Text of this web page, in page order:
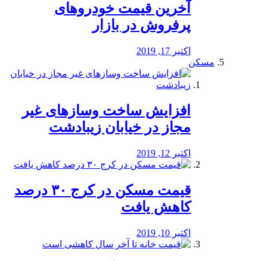
آخرین قیمت خودرو‌های
پرفروش در بازار
اکتبر 17, 2019
مسکن
افزایش ساخت وسازهای غیر
مجاز در خیابان زیبادشت
اکتبر 12, 2019
️قیمت مسکن در کرج ۳۰ درصد
کاهش یافت
اکتبر 10, 2019